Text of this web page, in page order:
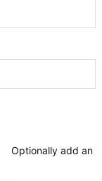
Optionally add an